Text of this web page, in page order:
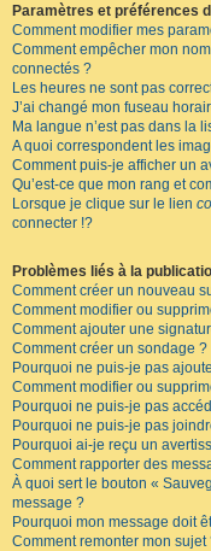
Paramètres et préférences
Comment modifier mes
Comment empêcher mon
connectés ?
Les heures ne sont pas
J’ai changé mon fuseau
Ma langue n’est pas dans la
A quoi correspondent les
Comment puis-je afficher un
Qu’est-ce que mon rang et
Lorsque je clique sur le lien
connecter !?
Problèmes liés à la
Comment créer un nouveau
Comment modifier ou
Comment ajouter une
Comment créer un sondage ?
Pourquoi ne puis-je pas
Comment modifier ou
Pourquoi ne puis-je pas
Pourquoi ne puis-je pas
Pourquoi ai-je reçu un
Comment rapporter des
À quoi sert le bouton «
message ?
Pourquoi mon message doit
Comment remonter mon sujet